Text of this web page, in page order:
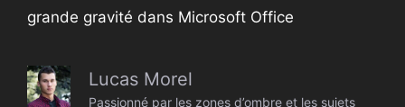
grande gravité dans Microsoft Office
Lucas Morel
Passionné par les zones d’ombre et les sujets